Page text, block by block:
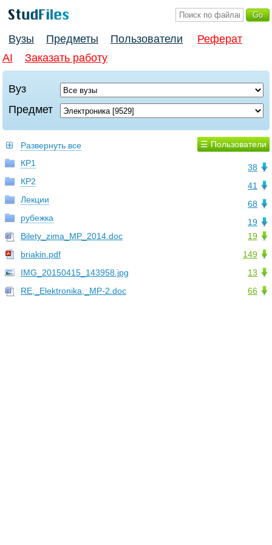
Вузы Предметы Пользователи
Реферат
AI
Заказать работу
Вуз
Предмет
☰ Пользователи
Развернуть все
38
КР1
41
КР2
68
Лекции
19
рубежка
19
Bilety_zima_MP_2014.doc
149
briakin.pdf
13
IMG_20150415_143958.jpg
66
RE,_Elektronika,_MP-2.doc